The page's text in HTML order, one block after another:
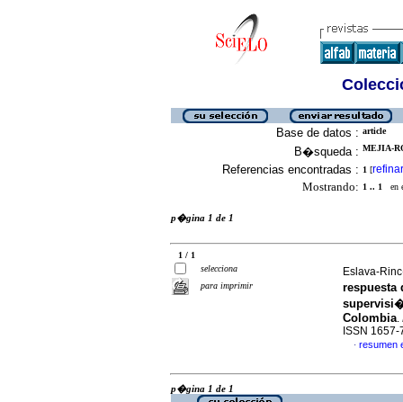
Base de datos : article
B�squeda : MEJIA-
Referencias encontradas : 1 [refinar
Mostrando: 1 .. 1 en
p�gina 1 de 1
1 / 1
selecciona
para imprimir
Eslava-
respuesta
Colombia.
ISSN 1657-
· resumen
p�gina 1 de 1